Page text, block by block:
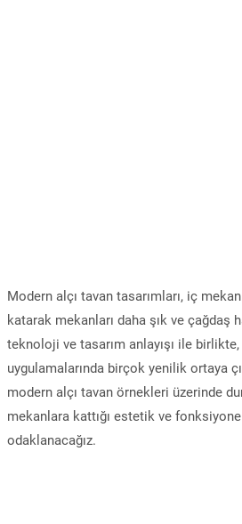
Modern alçı tavan tasarımları, iç
katarak mekanları daha şık ve çağdaş
teknoloji ve tasarım anlayışı ile birlikte,
uygulamalarında birçok yenilik ortaya
modern alçı tavan örnekleri üzerinde
mekanlara kattığı estetik ve
odaklanacağız.